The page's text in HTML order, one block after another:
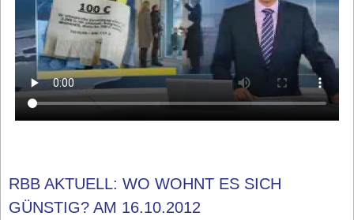
RBB AKTUELL: WO WOHNT ES SICH
GÜNSTIG? AM 16.10.2012